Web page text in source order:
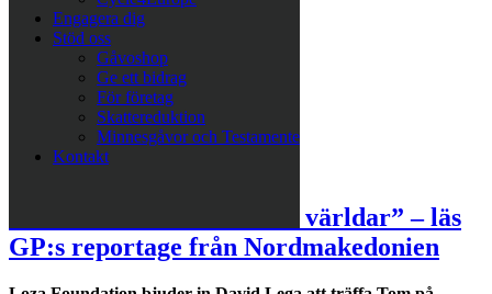
Engagera dig
Stöd oss
Gåvoshop
Ge ett bidrag
För företag
Skattereduktion
Minnesgåvor och Testamente
Kontakt
”Nära möte mellan skilda världar” – läs
GP:s reportage från Nordmakedonien